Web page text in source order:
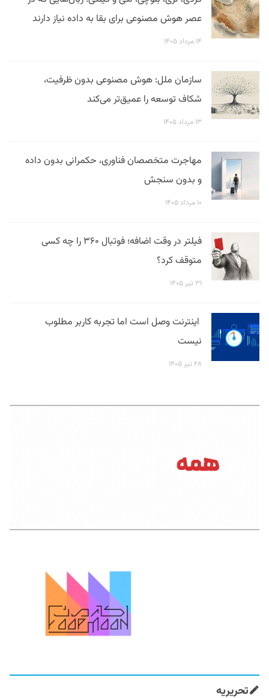
عصر هوش مصنوعی برای بقا به داده نیاز دارند
۱۴ مرداد ۱۴۰۵
سازمان ملل: هوش مصنوعی بدون ظرفیت،
شکاف توسعه را عمیق‌تر می‌کند
۱۳ مرداد ۱۴۰۵
مهاجرت متخصصان فناوری، حکمرانی بدون داده
و بدون سنجش
۱۰ مرداد ۱۴۰۵
فیلتر در وقت اضافه؛ فوتبال ۳۶۰ را چه کسی
متوقف کرد؟
۳۱ تیر ۱۴۰۵
اینترنت وصل است اما تجربه کاربر مطلوب
نیست
۲۸ تیر ۱۴۰۵
تحریریه